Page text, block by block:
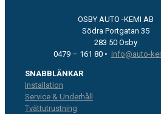
OSBY AUTO -KEMI AB
Södra Portgatan 35
283 50 Osby
0479 – 161 80 • info@auto-
SNABBLÄNKAR
Installation
Service & Underhåll
Tvättutrustning